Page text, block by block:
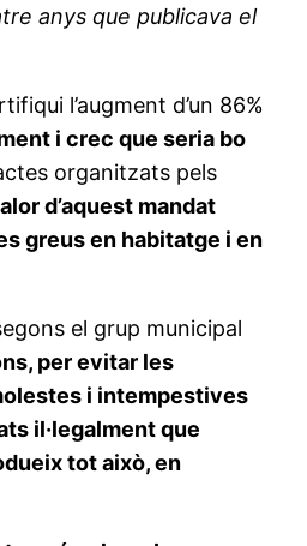
anys que publicava el
l’augment d’un 86%
i crec que seria bo
organitzats pels
d’aquest mandat
greus en habitatge i en
el grup municipal
per evitar les
i intempestives
il·legalment que
tot això, en